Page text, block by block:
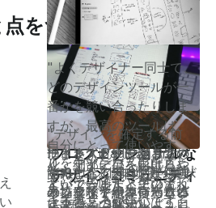
"コンセプトでは、ベクタ
ーイラストレーションの
能力と、アナログな線画
の描き味を組み合わせる
"ベクターは描いたものを
いつでも修正できるの
で、失敗する恐れる心か
ら解放されます。描きな
がらその都度決断した
り、細部に目を向けるこ
とができます。その流れ
に乗ると、解決しようと
"コンセプトは、手描きス
ケッチとパターンメイキ
ングに使っています。手
描きスケッチでは、クロ
ッキーをとても簡単に読
み込んでその上に描き込
"コンセプトは、サムネイ
ルをキャンバスに配置し
て、その隣でスケッチで
きるところがいいです
"デザイナーとして、私の
道具箱の中で最高のツー
ルは、間違いなくコンセ
プトを入れたiPad Proで
すね。もう2年以上、デザ
イン業務で紙を使ってい
"コンセプトに出会って以
来、ワイヤーフレーム作
"デザインを確定する前
に、まずiPadにあるもの
をくまなく調べてから、
コンセプトを使ってロゴ
"よくデザイナー同士で、
どのデザインツールが一
番かを競い合ったりしま
すが、最高のツールは、
自分にとって使いやす
く、アイデアを形にしや
すいツールだと思いま
す。最高のツールは、自
点をつなぐ
プロフェッショナルな
デザインコミュニティ
お好きなSNSで